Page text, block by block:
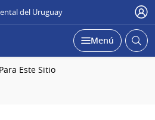
del Uruguay
Abierta
Desplegar
Menú Abrir
Este Sitio